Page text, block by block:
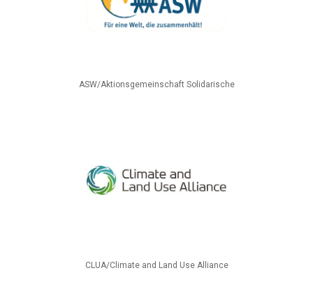
ASW/Aktionsgemeinschaft Solidarische
CLUA/Climate and Land Use Alliance